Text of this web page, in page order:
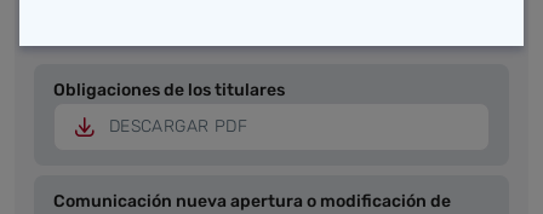
Obligaciones de los titulares
DESCARGAR PDF
Comunicación nueva apertura o modificación de